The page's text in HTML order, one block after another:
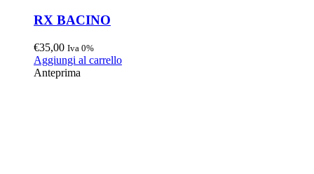
RX BACINO
€35,00 Iva 0%
Aggiungi al carrello
Anteprima